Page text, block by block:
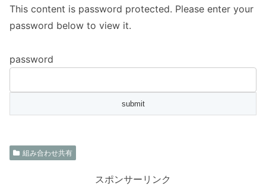
This content is password protected. Please enter your
password below to view it.
password
組み合わせ共有
スポンサーリンク